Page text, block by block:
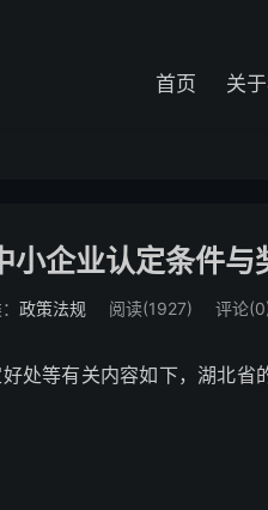
首页 关于
小企业认定条件与
政策法规 阅读(1927) 评论
处等有关内容如下，湖北省